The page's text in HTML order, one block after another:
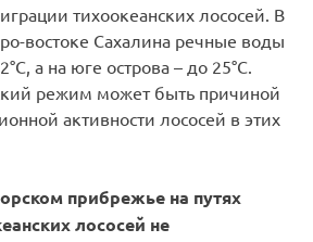
тихоокеанских лососей. В
востоке Сахалина речные воды
а на юге острова – до 25°С.
режим может быть причиной
активности лососей в этих
прибрежье на путях
лососей не